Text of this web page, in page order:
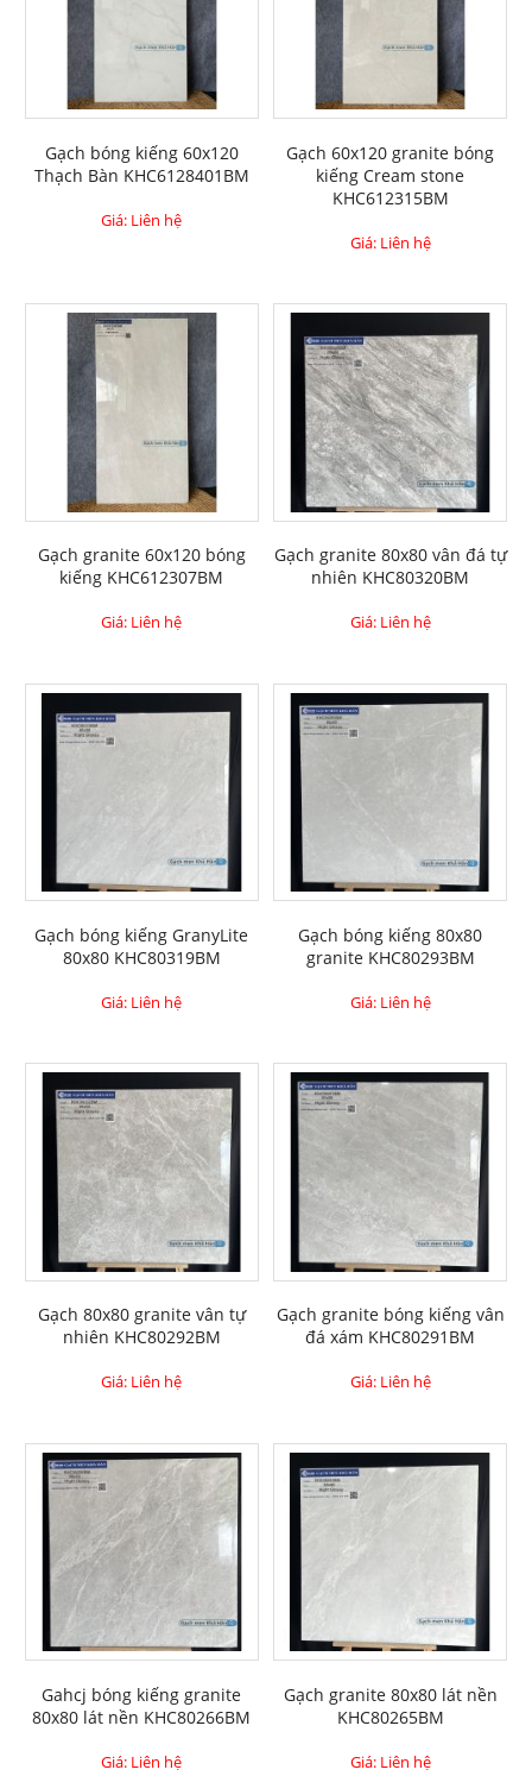
Gạch bóng kiếng 60x120
Thạch Bàn KHC6128401BM
Giá: Liên hệ
Gạch 60x120 granite bóng
kiếng Cream stone
KHC612315BM
Giá: Liên hệ
Gạch granite 60x120 bóng
kiếng KHC612307BM
Giá: Liên hệ
Gạch granite 80x80 vân đá tự
nhiên KHC80320BM
Giá: Liên hệ
Gạch bóng kiếng GranyLite
80x80 KHC80319BM
Giá: Liên hệ
Gạch bóng kiếng 80x80
granite KHC80293BM
Giá: Liên hệ
Gạch 80x80 granite vân tự
nhiên KHC80292BM
Giá: Liên hệ
Gạch granite bóng kiếng vân
đá xám KHC80291BM
Giá: Liên hệ
Gahcj bóng kiếng granite
80x80 lát nền KHC80266BM
Giá: Liên hệ
Gạch granite 80x80 lát nền
KHC80265BM
Giá: Liên hệ